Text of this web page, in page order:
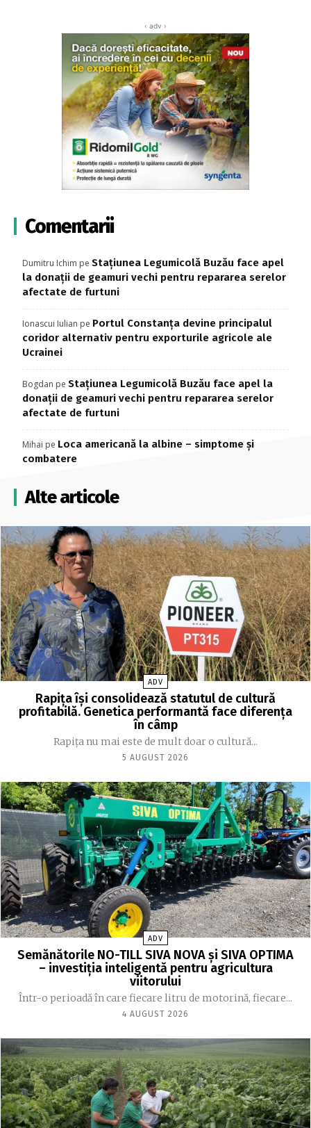
‹ adv ›
Comentarii
Dumitru Ichim pe Stațiunea Legumicolă Buzău face apel
la donații de geamuri vechi pentru repararea serelor
afectate de furtuni
Ionascui Iulian pe Portul Constanța devine principalul
coridor alternativ pentru exporturile agricole ale
Ucrainei
Bogdan pe Stațiunea Legumicolă Buzău face apel la
donații de geamuri vechi pentru repararea serelor
afectate de furtuni
Mihai pe Loca americană la albine – simptome și
combatere
Alte articole
ADV
Rapița își consolidează statutul de cultură
profitabilă. Genetica performantă face diferența
în câmp
Rapița nu mai este de mult doar o cultură...
5 AUGUST 2026
ADV
Semănătorile NO-TILL SIVA NOVA și SIVA OPTIMA
– investiția inteligentă pentru agricultura
viitorului
Într-o perioadă în care fiecare litru de motorină, fiecare...
4 AUGUST 2026